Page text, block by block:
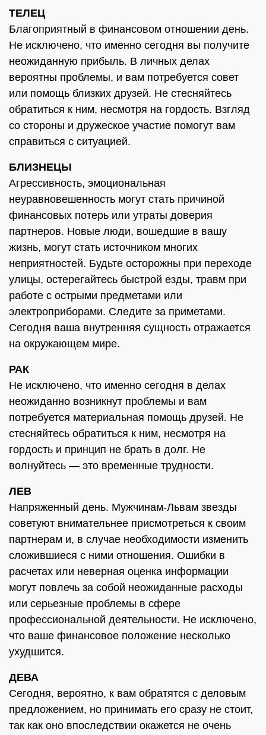
ТЕЛЕЦ
Благоприятный в финансовом отношении день.
Не исключено, что именно сегодня вы получите
неожиданную прибыль. В личных делах
вероятны проблемы, и вам потребуется совет
или помощь близких друзей. Не стесняйтесь
обратиться к ним, несмотря на гордость. Взгляд
со стороны и дружеское участие помогут вам
справиться с ситуацией.
БЛИЗНЕЦЫ
Агрессивность, эмоциональная
неуравновешенность могут стать причиной
финансовых потерь или утраты доверия
партнеров. Новые люди, вошедшие в вашу
жизнь, могут стать источником многих
неприятностей. Будьте осторожны при переходе
улицы, остерегайтесь быстрой езды, травм при
работе с острыми предметами или
электроприборами. Следите за приметами.
Сегодня ваша внутренняя сущность отражается
на окружающем мире.
РАК
Не исключено, что именно сегодня в делах
неожиданно возникнут проблемы и вам
потребуется материальная помощь друзей. Не
стесняйтесь обратиться к ним, несмотря на
гордость и принцип не брать в долг. Не
волнуйтесь — это временные трудности.
ЛЕВ
Напряженный день. Мужчинам-Львам звезды
советуют внимательнее присмотреться к своим
партнерам и, в случае необходимости изменить
сложившиеся с ними отношения. Ошибки в
расчетах или неверная оценка информации
могут повлечь за собой неожиданные расходы
или серьезные проблемы в сфере
профессиональной деятельности. Не исключено,
что ваше финансовое положение несколько
ухудшится.
ДЕВА
Сегодня, вероятно, к вам обратятся с деловым
предложением, но принимать его сразу не стоит,
так как оно впоследствии окажется не очень